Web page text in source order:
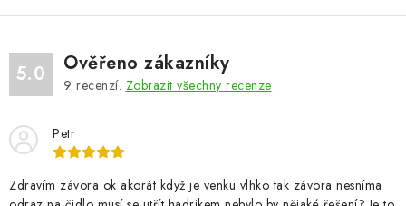
5.0 Ověřeno zákazníky
9 recenzí. Zobrazit všechny recenze
Petr
Zdravím závora ok akorát když je venku vlhko tak závora nesníma